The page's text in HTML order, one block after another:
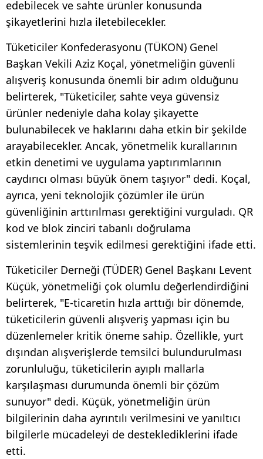
edebilecek ve sahte ürünler konusunda
şikayetlerini hızla iletebilecekler.
Tüketiciler Konfederasyonu (TÜKON) Genel
Başkan Vekili Aziz Koçal, yönetmeliğin güvenli
alışveriş konusunda önemli bir adım olduğunu
belirterek, "Tüketiciler, sahte veya güvensiz
ürünler nedeniyle daha kolay şikayette
bulunabilecek ve haklarını daha etkin bir şekilde
arayabilecekler. Ancak, yönetmelik kurallarının
etkin denetimi ve uygulama yaptırımlarının
caydırıcı olması büyük önem taşıyor" dedi. Koçal,
ayrıca, yeni teknolojik çözümler ile ürün
güvenliğinin arttırılması gerektiğini vurguladı. QR
kod ve blok zinciri tabanlı doğrulama
sistemlerinin teşvik edilmesi gerektiğini ifade etti.
Tüketiciler Derneği (TÜDER) Genel Başkanı Levent
Küçük, yönetmeliği çok olumlu değerlendirdiğini
belirterek, "E-ticaretin hızla arttığı bir dönemde,
tüketicilerin güvenli alışveriş yapması için bu
düzenlemeler kritik öneme sahip. Özellikle, yurt
dışından alışverişlerde temsilci bulundurulması
zorunluluğu, tüketicilerin ayıplı mallarla
karşılaşması durumunda önemli bir çözüm
sunuyor" dedi. Küçük, yönetmeliğin ürün
bilgilerinin daha ayrıntılı verilmesini ve yanıltıcı
bilgilerle mücadeleyi de desteklediklerini ifade
etti.